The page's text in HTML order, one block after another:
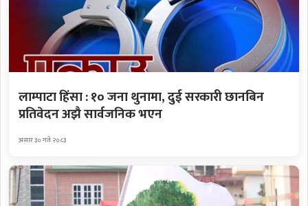
लाम्पाटा हिंसा : १० जना थुनामा, दुई सरकारी छानबिन
प्रतिवेदन अझै सार्वजनिक भएन
असार ३० गते २०८३